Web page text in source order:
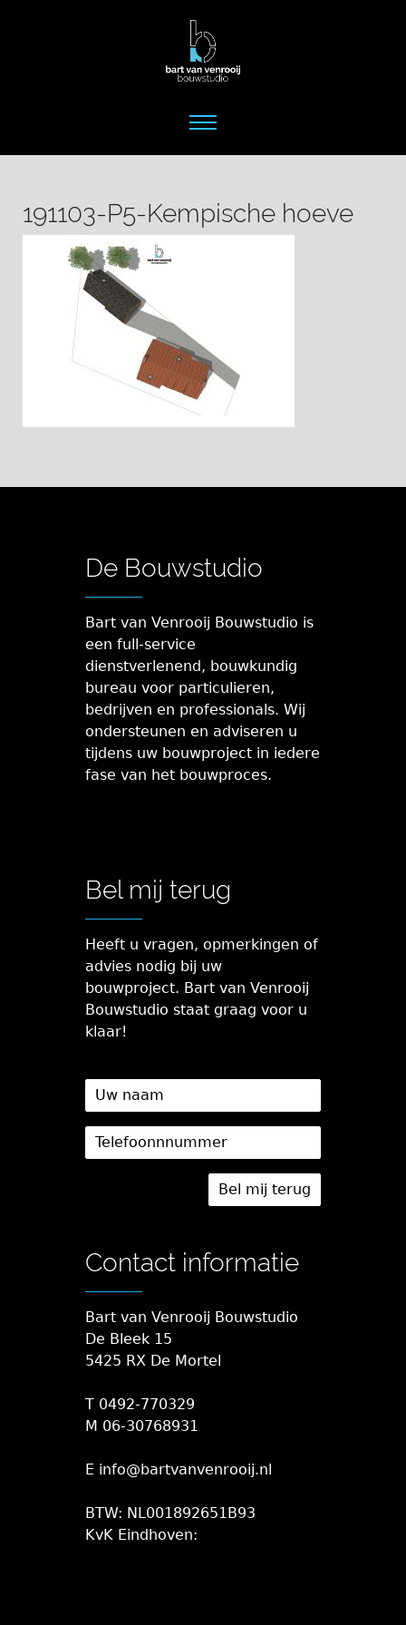
191103-P5-Kempische hoeve
De Bouwstudio
Bart van Venrooij Bouwstudio is
een full-service
dienstverlenend, bouwkundig
bureau voor particulieren,
bedrijven en professionals. Wij
ondersteunen en adviseren u
tijdens uw bouwproject in iedere
fase van het bouwproces.
Bel mij terug
Heeft u vragen, opmerkingen of
advies nodig bij uw
bouwproject. Bart van Venrooij
Bouwstudio staat graag voor u
klaar!
Contact informatie
Bart van Venrooij Bouwstudio
De Bleek 15
5425 RX De Mortel
T 0492-770329
M 06-30768931
E info@bartvanvenrooij.nl
BTW: NL001892651B93
KvK Eindhoven: